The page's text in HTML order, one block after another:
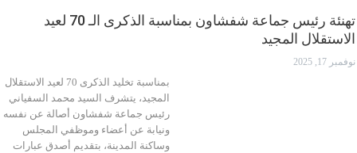
تهنئة رئيس جماعة شفشاون بمناسبة الذكرى الـ 70 لعيد
الاستقلال المجيد
نوفمبر 17, 2025
بمناسبة تخليد الذكرى 70 لعيد الاستقلال
المجيد، يتشرف السيد محمد السفياني
رئيس جماعة شفشاون أصالة عن نفسه
ونيابة عن أعضاء وموظفي المجلس
وساكنة المدينة، بتقديم أصدق عبارات